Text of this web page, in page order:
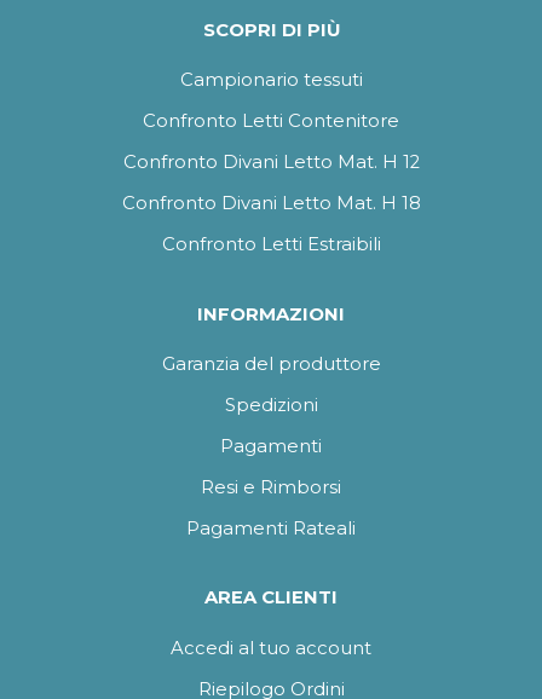
SCOPRI DI PIÙ
Campionario tessuti
Confronto Letti Contenitore
Confronto Divani Letto Mat. H 12
Confronto Divani Letto Mat. H 18
Confronto Letti Estraibili
INFORMAZIONI
Garanzia del produttore
Spedizioni
Pagamenti
Resi e Rimborsi
Pagamenti Rateali
AREA CLIENTI
Accedi al tuo account
Riepilogo Ordini